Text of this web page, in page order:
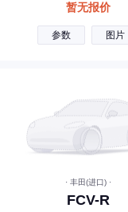
暂无报价
参数 图片
· 丰田(进口) ·
FCV-R